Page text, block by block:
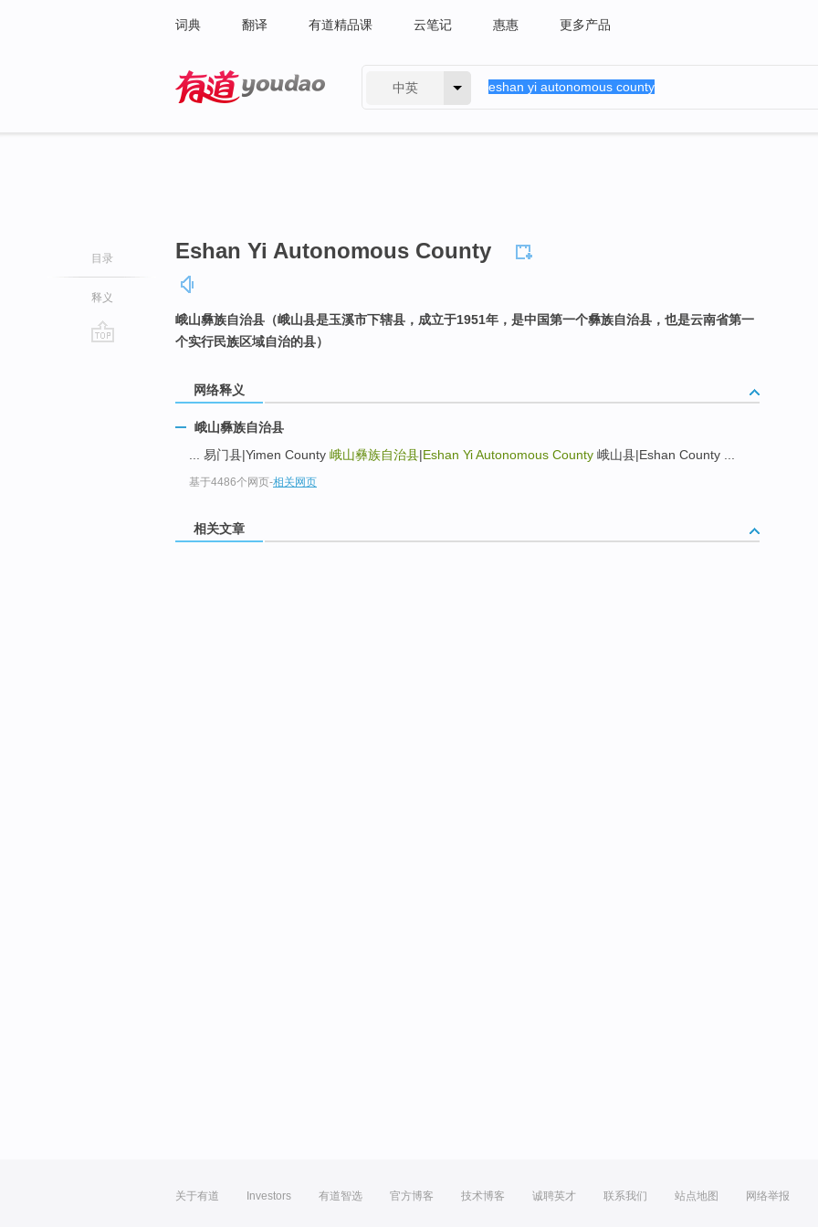
词典 翻译 有道精品课 云笔记 惠惠 更多产品
中英
目录
释义
Eshan Yi Autonomous County
峨山彝族自治县（峨山县是玉溪市下辖县，成立于1951年，是中国第一个彝族自治县，也是云南省第一
个实行民族区域自治的县）
网络释义
峨山彝族自治县
... 易门县|Yimen County 峨山彝族自治县|Eshan Yi Autonomous County 峨山县|Eshan County ...
基于4486个网页-相关网页
相关文章
关于有道 Investors 有道智选 官方博客 技术博客 诚聘英才 联系我们 站点地图 网络举报